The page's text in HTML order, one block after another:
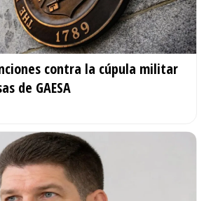
contra la cúpula militar
de GAESA